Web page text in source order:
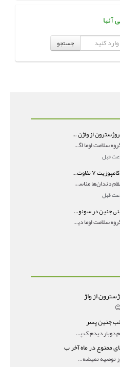
آنها
جستجو
چرا شیاف پروژسترون از واژن بیرون می‌ریزد؟ میزان جذب و زمان صحیح مصرف
نویسنده: گروه سلامت اوما اگر بعد از گذاشتن شیاف پر
بلیچینگ یا کامپوزیت ۷ تفاوت مهم برای انتخاب درست
اگر فرم و نظم دندان‌ها مناسب است و مشکل
استخوان بینی جنین در سونوگرافی؛ دیده نشدن یا دیر تشکیل شدن آن چه معنایی دارد؟
نویسنده: گروه سلامت اوما دیده نشدن استخوان بینی جن
از واژ
جنین پسر
مال من ۱۶۸بود و نینی پسره تو خابم دوبار دیدم ک پسره
ممنوع در ماه آخر ب
سلام مگه مصرف ویتامین دی هرروز توصیه نمیشه؟درمقاله میگه